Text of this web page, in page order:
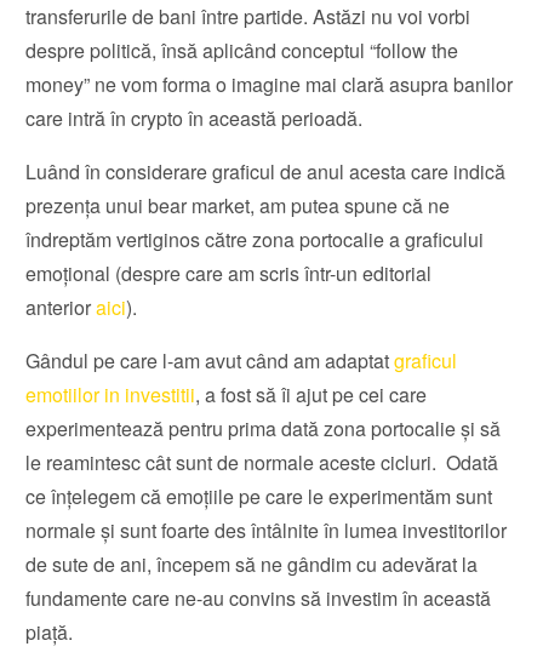
transferurile de bani între partide. Astăzi nu voi vorbi
despre politică, însă aplicând conceptul “follow the
money” ne vom forma o imagine mai clară asupra banilor
care intră în crypto în această perioadă.
Luând în considerare graficul de anul acesta care indică
prezența unui bear market, am putea spune că ne
îndreptăm vertiginos către zona portocalie a graficului
emoțional (despre care am scris într-un editorial
anterioraici).
Gândul pe care l-am avut când am adaptatgraficul
emotiilor in investitii, a fost să îi ajut pe cei care
experimentează pentru prima dată zona portocalie și să
le reamintesc cât sunt de normale aceste cicluri. Odată
ce înțelegem că emoțiile pe care le experimentăm sunt
normale și sunt foarte des întâlnite în lumea investitorilor
de sute de ani, începem să ne gândim cu adevărat la
fundamente care ne-au convins să investim în această
piață.